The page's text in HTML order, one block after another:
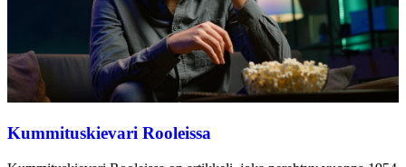
Kummituskievari Rooleissa